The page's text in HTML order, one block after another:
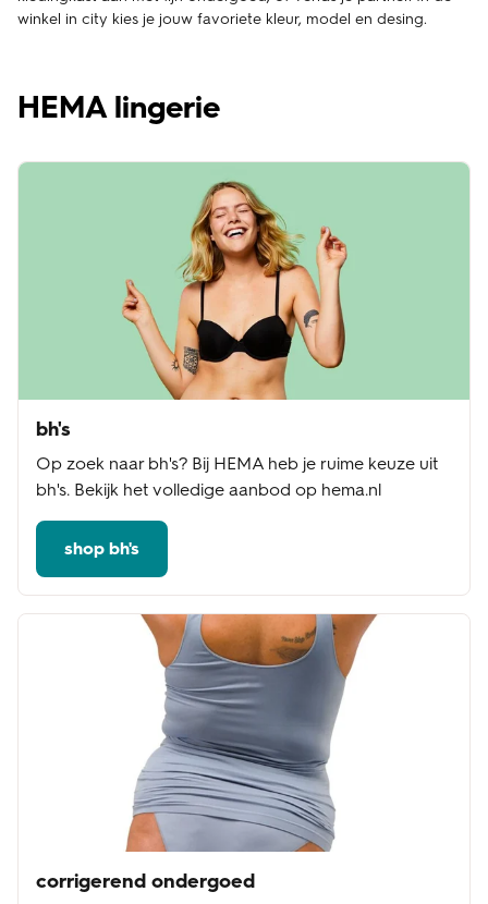
winkel in city kies je jouw favoriete kleur, model en desing.
HEMA lingerie
bh's
Op zoek naar bh's? Bij HEMA heb je ruime keuze uit
bh's. Bekijk het volledige aanbod op hema.nl
shop bh's
corrigerend ondergoed